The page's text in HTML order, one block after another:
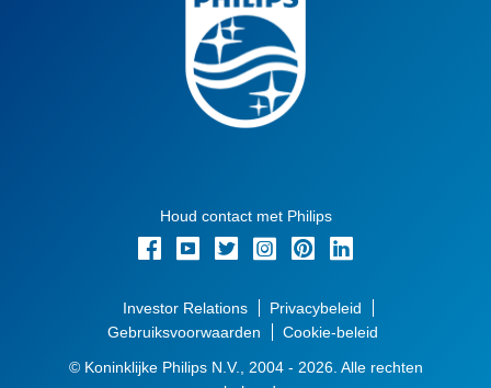
Houd contact met Philips
Investor Relations
Privacybeleid
Gebruiksvoorwaarden
Cookie-beleid
© Koninklijke Philips N.V., 2004 - 2026. Alle rechten